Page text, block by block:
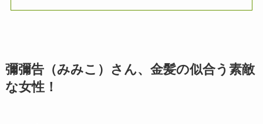
彌彌告（みみこ）さん、金髪の似合う素敵
な女性！